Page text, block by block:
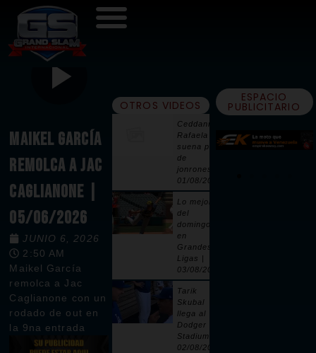
MAIKEL GARCÍA
REMOLCA A JAC
CAGLIANONE |
05/06/2026
JUNIO 6, 2026
2:50 AM
Maikel García
remolca a Jac
Caglianone con un
rodado de out en
la 9na entrada
OTROS VIDEOS
Ceddanne
Rafaela
suena par
de
jonrones |
01/08/2026
Lo mejor
del
domingo
en
Grandes
Ligas |
03/08/2026
Tarik
Skubal
llega al
Dodger
Stadium |
02/08/2026
ESPACIO
PUBLICITARIO